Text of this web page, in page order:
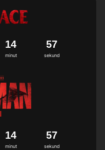
minut
14
sekund
56
7
minut
14
sekund
56
7